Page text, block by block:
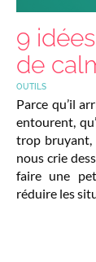
9
de
OUTILS
Parce qu’il
entourent,
trop bruyant,
nous crie
faire une
réduire les